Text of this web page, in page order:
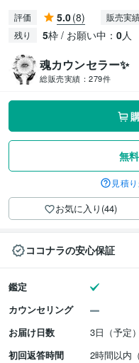
評価 5.0(8) 販売実
残り 5枠 / お願い中： 0人
魂カウンセラー✨
総販売実績： 279件
無
見積
お気に入り(44)
ココナラの安心保証
鑑定
カウンセリング
お届け日数
3日（予定
初回返答時間
2時間以内